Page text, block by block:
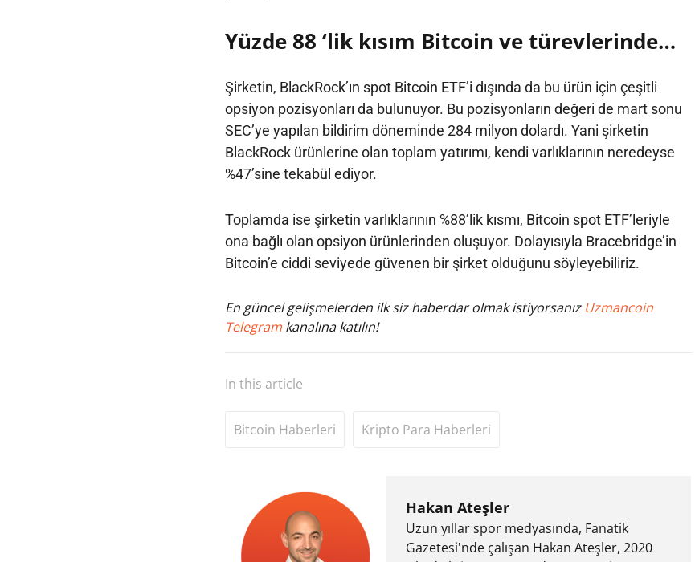
Yüzde 88 ‘lik kısım Bitcoin ve türevlerinde…
Şirketin, BlackRock’ın spot Bitcoin ETF’i dışında da bu ürün için çeşitli
opsiyon pozisyonları da bulunuyor. Bu pozisyonların değeri de mart sonu
SEC’ye yapılan bildirim döneminde 284 milyon dolardı. Yani şirketin
BlackRock ürünlerine olan toplam yatırımı, kendi varlıklarının neredeyse
%47’sine tekabül ediyor.
Toplamda ise şirketin varlıklarının %88’lik kısmı, Bitcoin spot ETF’leriyle
ona bağlı olan opsiyon ürünlerinden oluşuyor. Dolayısıyla Bracebridge’in
Bitcoin’e ciddi seviyede güvenen bir şirket olduğunu söyleyebiliriz.
En güncel gelişmelerden ilk siz haberdar olmak istiyorsanız Uzmancoin
Telegram kanalına katılın!
In this article
Bitcoin Haberleri Kripto Para Haberleri
Hakan Ateşler
Uzun yıllar spor medyasında, Fanatik
Gazetesi'nde çalışan Hakan Ateşler, 2020